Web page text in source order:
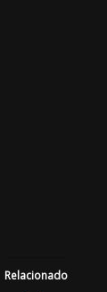
Relacionado